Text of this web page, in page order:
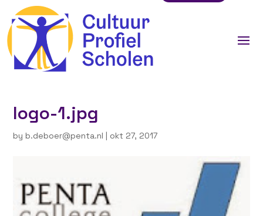
logo-1.jpg
by b.deboer@penta.nl | okt 27, 2017